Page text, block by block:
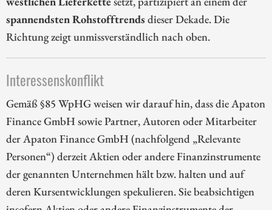
spannendsten Rohstofftrends dieser Dekade. Die
Richtung zeigt unmissverständlich nach oben.
Interessenskonflikt
Gemäß §85 WpHG weisen wir darauf hin, dass die Apaton
Finance GmbH sowie Partner, Autoren oder Mitarbeiter
der Apaton Finance GmbH (nachfolgend „Relevante
Personen“) derzeit Aktien oder andere Finanzinstrumente
der genannten Unternehmen hält bzw. halten und auf
deren Kursentwicklungen spekulieren. Sie beabsichtigen